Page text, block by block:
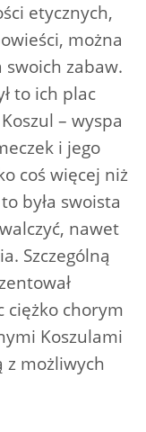
etycznych,
można
zabaw.
to ich plac
– wyspa
i jego
coś więcej niż
była swoista
nawet
Szczególną
ciężko chorym
Koszulami
z możliwych